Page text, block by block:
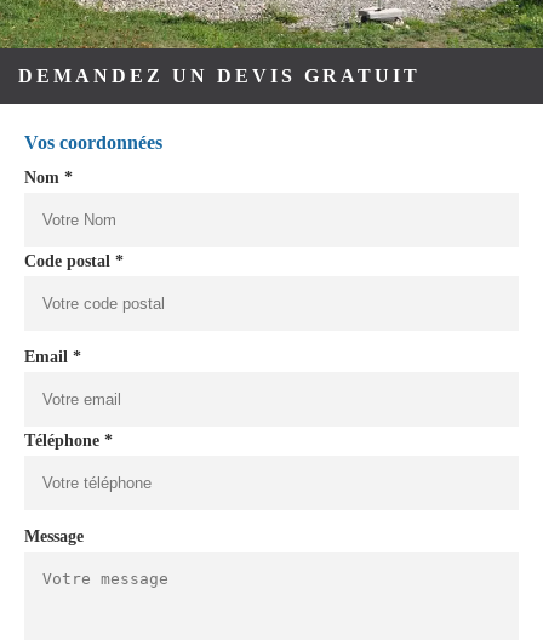
DEMANDEZ UN DEVIS GRATUIT
Vos coordonnées
Nom *
Code postal *
Email *
Téléphone *
Message